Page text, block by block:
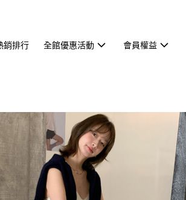
銷排行 全館優惠活動 會員權益